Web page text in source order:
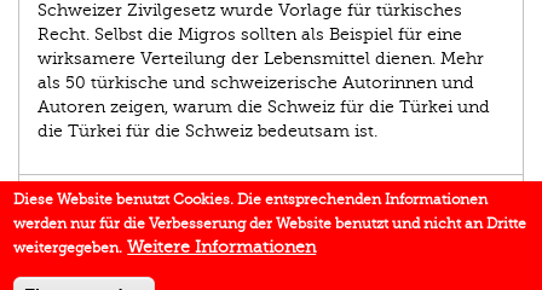
Schweizer Zivilgesetz wurde Vorlage für türkisches
Recht. Selbst die Migros sollten als Beispiel für eine
wirksamere Verteilung der Lebensmittel dienen. Mehr
als 50 türkische und schweizerische Autorinnen und
Autoren zeigen, warum die Schweiz für die Türkei und
die Türkei für die Schweiz bedeutsam ist.
AUTOR/IN
EINBLICK
IN DEN MEDIEN
Diese Website benutzt Cookies. Die entsprechenden Informationen
werden nur für die Verbesserung der Website benutzt und nicht an Dritte
weitergegeben. Weitere Informationen